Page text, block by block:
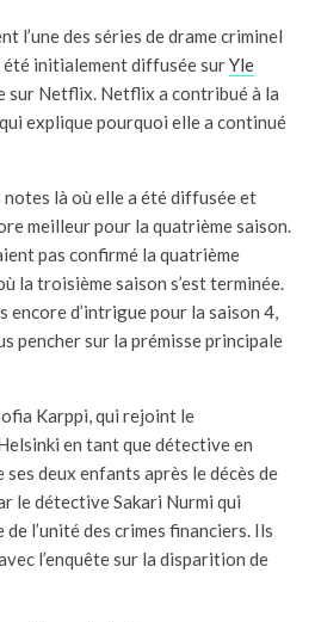
l’une des séries de drame criminel
été initialement diffusée surYle
sur Netflix. Netflix a contribué à la
explique pourquoi elle a continué
notes là où elle a été diffusée et
meilleur pour la quatrième saison.
pas confirmé la quatrième
la troisième saison s’est terminée.
encore d’intrigue pour la saison 4,
pencher sur la prémisse principale
Karppi, qui rejoint le
en tant que détective en
ses deux enfants après le décès de
le détective Sakari Nurmi qui
l’unité des crimes financiers. Ils
l’enquête sur la disparition de